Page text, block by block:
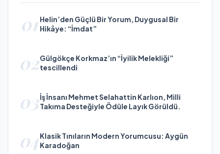
01 Helin’den Güçlü Bir Yorum, Duygusal Bir
Hikâye: “İmdat”
02Gülgökçe Korkmaz’ın “İyilik Melekliği”
tescillendi
03İş İnsanı Mehmet Selahattin Karlıon, Milli
Takıma Desteğiyle Ödüle Layık Görüldü.
04Klasik Tınıların Modern Yorumcusu: Aygün
Karadoğan